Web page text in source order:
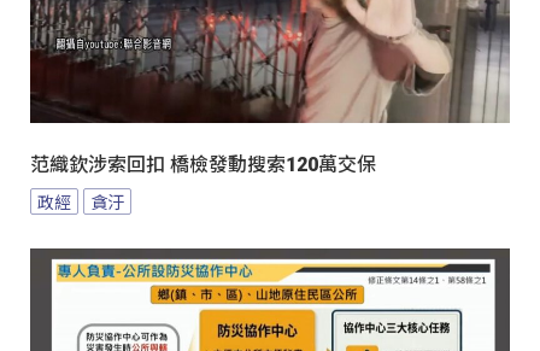
范織欽涉索回扣 橋檢發動搜索120萬交保
政經 貪汙